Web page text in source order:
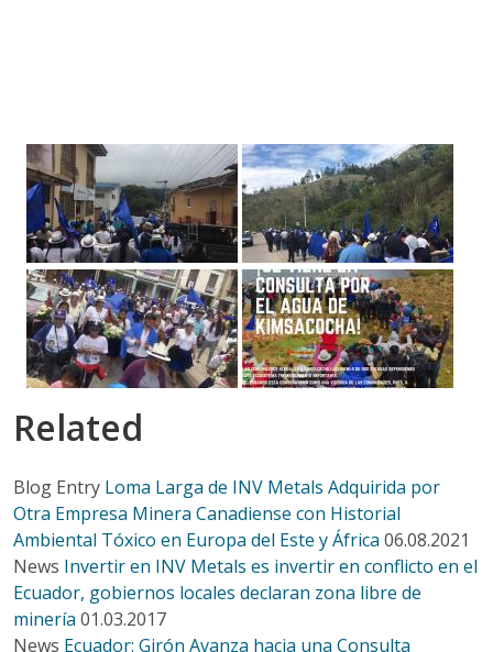
Related
Blog Entry Loma Larga de INV Metals Adquirida por
Otra Empresa Minera Canadiense con Historial
Ambiental Tóxico en Europa del Este y África 06.08.2021
News Invertir en INV Metals es invertir en conflicto en el
Ecuador, gobiernos locales declaran zona libre de
minería 01.03.2017
News Ecuador: Girón Avanza hacia una Consulta